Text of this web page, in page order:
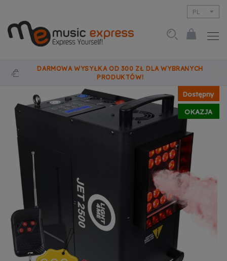
PL
DARMOWA WYSYŁKA OD 300 ZŁ DLA WYBRANYCH
PRODUKTÓW!
Dostępny
OKAZJA